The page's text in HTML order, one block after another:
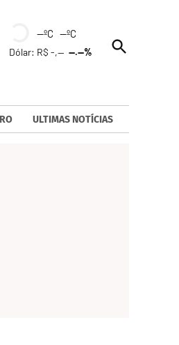
--ºC --ºC
Dólar: R$ -,----.--%
Open
Search
ULTIMAS NOTÍCIAS